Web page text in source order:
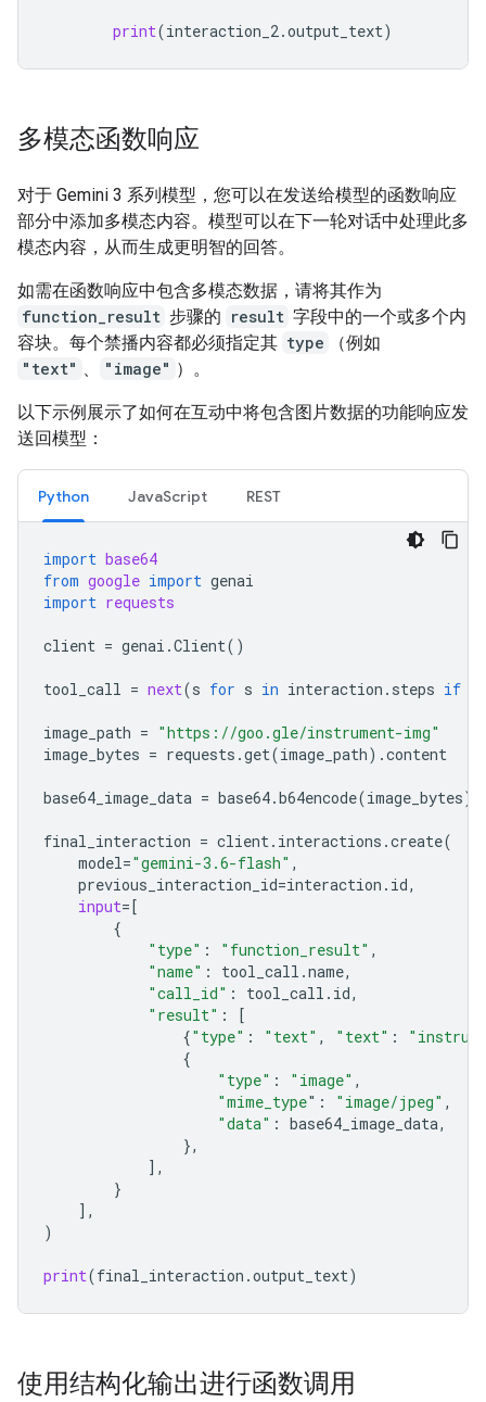
print(interaction_2.output_text)
多模态函数响应
对于 Gemini 3 系列模型，您可以在发送给模型的函数响应
部分中添加多模态内容。模型可以在下一轮对话中处理此多
模态内容，从而生成更明智的回答。
如需在函数响应中包含多模态数据，请将其作为
function_result 步骤的 result 字段中的一个或多个内
容块。每个禁播内容都必须指定其 type
（例如
"text" 、 "image" ）。
以下示例展示了如何在互动中将包含图片数据的功能响应发
送回模型：
Python JavaScript REST
import base64
from google import genai
import requests
client = genai .Client()
tool_call = next(s for s in interaction . steps if
image_path = "https://goo.gle/instrument-img"
image_bytes = requests .get(image_path) .content
base64_image_data = base64.b64encode(image_bytes)
final_interaction = client. interactions .create(
model="gemini-3.6-flash" ,
previous_interaction_id=interaction . id,
input= [
{
"type" : "function_result" ,
"name" : tool_call .name,
"call_id" : tool_call . id,
"result" :
[
{"type" : "text" , "text" :
{
"type" : "image" ,
"mime_type" : "image/jpeg" ,
"data" : base64_image_data,
},
],
}
],
)
print(final_interaction .output_text)
使用结构化输出进行函数调用